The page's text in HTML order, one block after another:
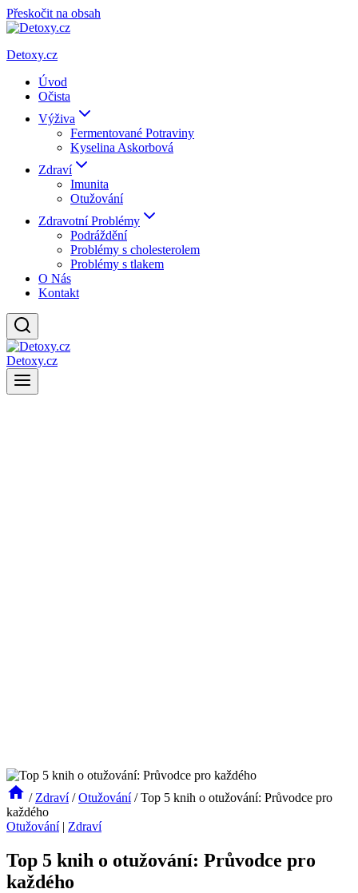
Přeskočit na obsah
Detoxy.cz
Úvod
Očista
Výživa
Fermentované Potraviny
Kyselina Askorbová
Zdraví
Imunita
Otužování
Zdravotní Problémy
Podráždění
Problémy s cholesterolem
Problémy s tlakem
O Nás
Kontakt
Detoxy.cz
/ Zdraví / Otužování / Top 5 knih o otužování: Průvodce pro
každého
Otužování| Zdraví
Top 5 knih o otužování: Průvodce pro
každého